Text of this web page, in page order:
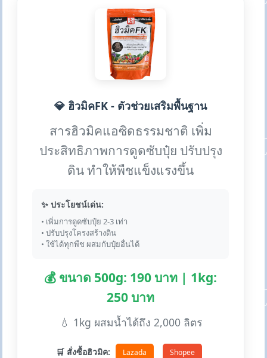
💎 ฮิวมิคFK - ตัวช่วยเสริมพื้นฐาน
สารฮิวมิคแอซิดธรรมชาติ เพิ่ม
ประสิทธิภาพการดูดซับปุ๋ย ปรับปรุง
ดิน ทำให้พืชแข็งแรงขึ้น
✨ ประโยชน์เด่น:
• เพิ่มการดูดซับปุ๋ย 2-3 เท่า
• ปรับปรุงโครงสร้างดิน
• ใช้ได้ทุกพืช ผสมกับปุ๋ยอื่นได้
💰 ขนาด 500g: 190 บาท | 1kg:
250 บาท
💧 1kg ผสมน้ำได้ถึง 2,000 ลิตร
🛒 สั่งซื้อฮิวมิค: Lazada Shopee